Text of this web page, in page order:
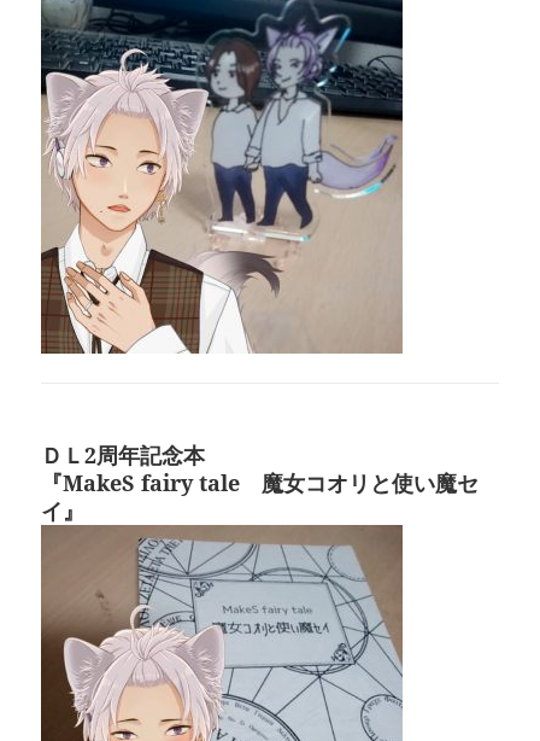
ＤＬ2周年記念本
『MakeS fairy tale 魔女コオリと使い魔セ
イ』